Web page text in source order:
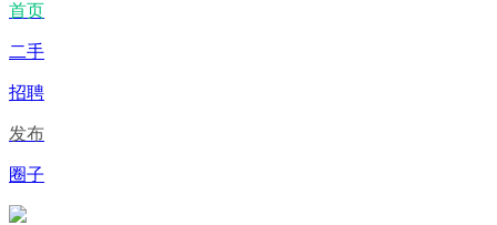
首页
二手
招聘
发布
圈子